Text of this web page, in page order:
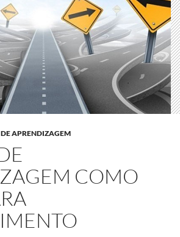
APRENDIZAGEM
COMO